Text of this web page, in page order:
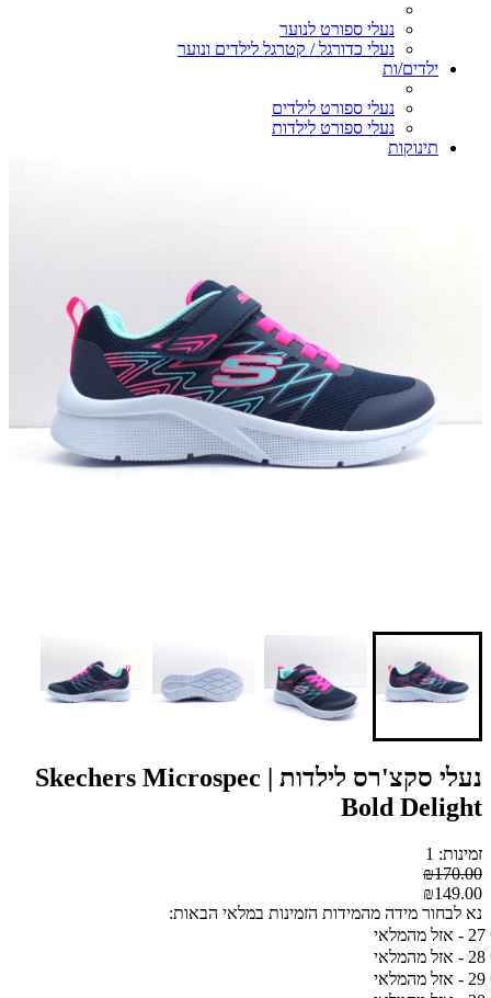
נעלי ספורט לנוער
נעלי כדורגל / קטרגל לילדים ונוער
ילדים/ות
נעלי ספורט לילדים
נעלי ספורט לילדות
תינוקות
נעלי סקצ'רס לילדות | Skechers Microspec
Bold Delight
זמינות: 1
₪170.00
₪149.00
נא לבחור מידה מהמידות הזמינות במלאי הבאות:
27 - אזל מהמלאי
28 - אזל מהמלאי
29 - אזל מהמלאי